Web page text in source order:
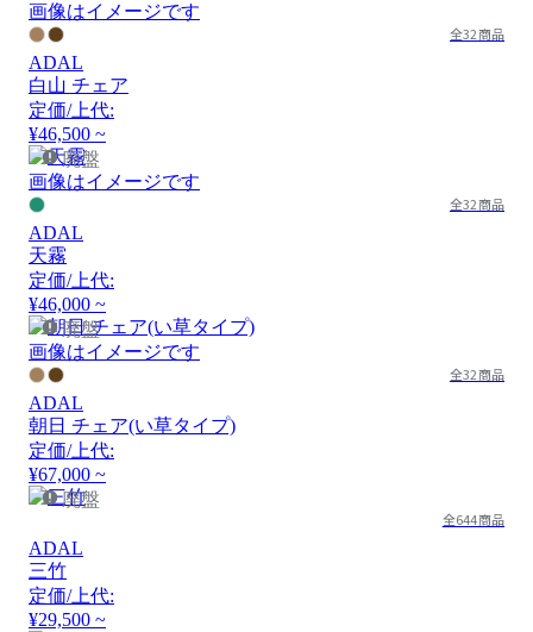
画像はイメージです
全32商品
ADAL
白山 チェア
定価/上代:
¥46,500 ~
廃盤
画像はイメージです
全32商品
ADAL
天霧
定価/上代:
¥46,000 ~
廃盤
画像はイメージです
全32商品
ADAL
朝日 チェア(い草タイプ)
定価/上代:
¥67,000 ~
廃盤
全644商品
ADAL
三竹
定価/上代:
¥29,500 ~